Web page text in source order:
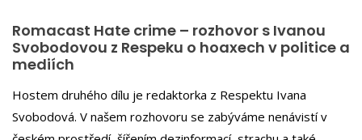
Romacast Hate crime – rozhovor s Ivanou
Svobodovou z Respeku o hoaxech v politice a
mediích
Hostem druhého dílu je redaktorka z Respektu Ivana
Svobodová. V našem rozhovoru se zabýváme nenávistí v